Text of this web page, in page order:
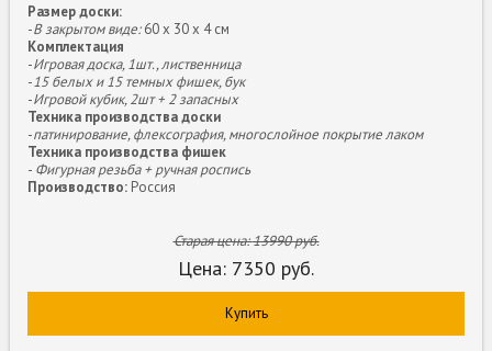
Размер доски:
-В закрытом виде:60 х 30 х 4 см
Комплектация
-Игровая доска, 1шт., лиственница
-15 белых и 15 темных фишек, бук
-Игровой кубик, 2шт + 2 запасных
Техника производства доски
-патинирование, флексография, многослойное покрытие лаком
Техника производства фишек
- Фигурная резьба + ручная роспись
Производство: Россия
Старая цена:13990руб.
Цена: 7350 руб.
Купить